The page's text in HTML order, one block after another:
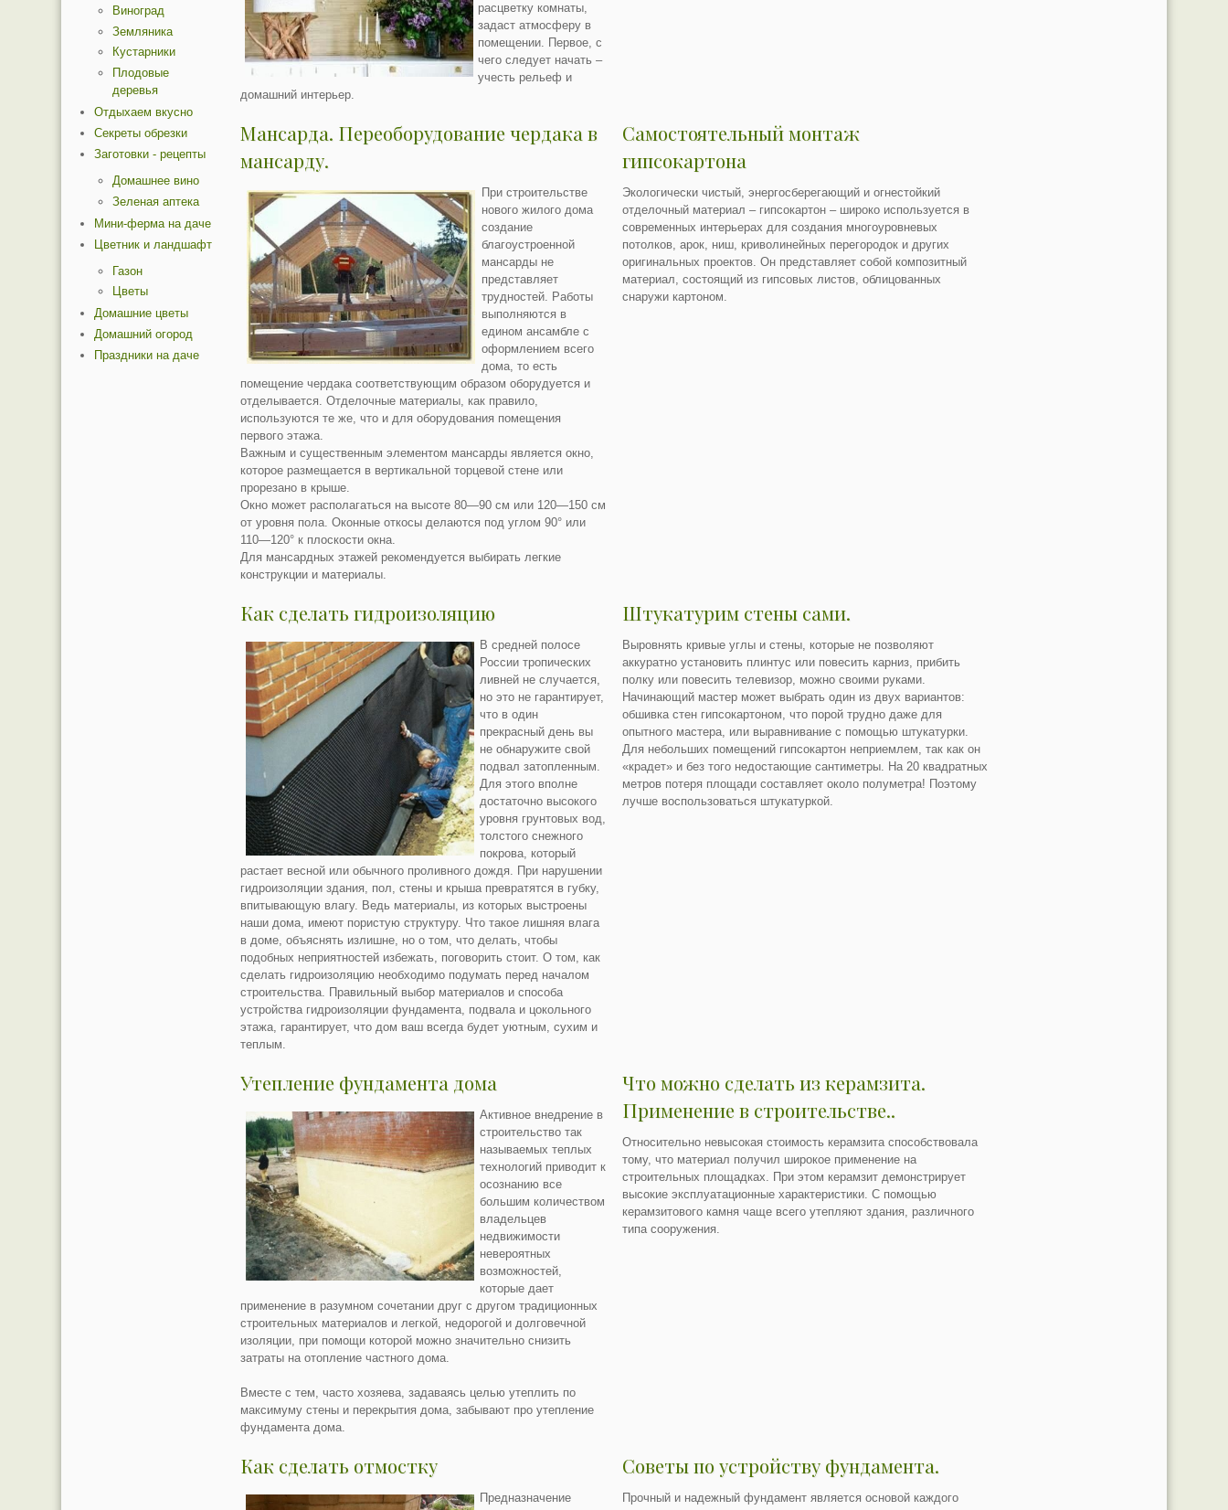
расцветку комнаты,
задаст атмосферу в
помещении. Первое, с
чего следует начать –
учесть рельеф и
домашний интерьер.
Мансарда. Переоборудование чердака в
мансарду.
При строительстве
нового жилого дома
создание
благоустроенной
мансарды не
представляет
трудностей. Работы
выполняются в
едином ансамбле с
оформлением всего
дома, то есть
помещение чердака соответствующим образом оборудуется и
отделывается. Отделочные материалы, как правило,
используются те же, что и для оборудования помещения
первого этажа.
Важным и существенным элементом мансарды является окно,
которое размещается в вертикальной торцевой стене или
прорезано в крыше.
Окно может располагаться на высоте 80—90 см или 120—150 см
от уровня пола. Оконные откосы делаются под углом 90° или
110—120° к плоскости окна.
Для мансардных этажей рекомендуется выбирать легкие
конструкции и материалы.
Самостоятельный монтаж
гипсокартона
Экологически чистый, энергосберегающий и огнестойкий
отделочный материал – гипсокартон – широко используется в
современных интерьерах для создания многоуровневых
потолков, арок, ниш, криволинейных перегородок и других
оригинальных проектов. Он представляет собой композитный
материал, состоящий из гипсовых листов, облицованных
снаружи картоном.
Как сделать гидроизоляцию
В средней полосе
России тропических
ливней не случается,
но это не гарантирует,
что в один
прекрасный день вы
не обнаружите свой
подвал затопленным.
Для этого вполне
достаточно высокого
уровня грунтовых вод,
толстого снежного
покрова, который
растает весной или обычного проливного дождя. При нарушении
гидроизоляции здания, пол, стены и крыша превратятся в губку,
впитывающую влагу. Ведь материалы, из которых выстроены
наши дома, имеют пористую структуру. Что такое лишняя влага
в доме, объяснять излишне, но о том, что делать, чтобы
подобных неприятностей избежать, поговорить стоит. О том, как
сделать гидроизоляцию необходимо подумать перед началом
строительства. Правильный выбор материалов и способа
устройства гидроизоляции фундамента, подвала и цокольного
этажа, гарантирует, что дом ваш всегда будет уютным, сухим и
теплым.
Штукатурим стены сами.
Выровнять кривые углы и стены, которые не позволяют
аккуратно установить плинтус или повесить карниз, прибить
полку или повесить телевизор, можно своими руками.
Начинающий мастер может выбрать один из двух вариантов:
обшивка стен гипсокартоном, что порой трудно даже для
опытного мастера, или выравнивание с помощью штукатурки.
Для небольших помещений гипсокартон неприемлем, так как он
«крадет» и без того недостающие сантиметры. На 20 квадратных
метров потеря площади составляет около полуметра! Поэтому
лучше воспользоваться штукатуркой.
Утепление фундамента дома
Активное внедрение в
строительство так
называемых теплых
технологий приводит к
осознанию все
большим количеством
владельцев
недвижимости
невероятных
возможностей,
которые дает
применение в разумном сочетании друг с другом традиционных
строительных материалов и легкой, недорогой и долговечной
изоляции, при помощи которой можно значительно снизить
затраты на отопление частного дома.
Вместе с тем, часто хозяева, задаваясь целью утеплить по
максимуму стены и перекрытия дома, забывают про утепление
фундамента дома.
Что можно сделать из керамзита.
Применение в строительстве..
Относительно невысокая стоимость керамзита способствовала
тому, что материал получил широкое применение на
строительных площадках. При этом керамзит демонстрирует
высокие эксплуатационные характеристики. С помощью
керамзитового камня чаще всего утепляют здания, различного
типа сооружения.
Как сделать отмостку
Предназначение
Советы по устройству фундамента.
Прочный и надежный фундамент является основой каждого
Виноград
Земляника
Кустарники
Плодовые
деревья
Отдыхаем вкусно
Секреты обрезки
Заготовки - рецепты
Домашнее вино
Зеленая аптека
Мини-ферма на даче
Цветник и ландшафт
Газон
Цветы
Домашние цветы
Домашний огород
Праздники на даче